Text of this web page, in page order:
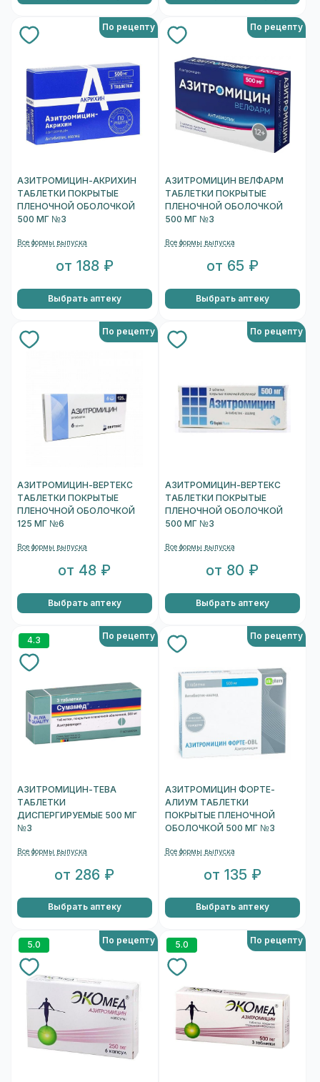
По рецепту
АЗИТРОМИЦИН-АКРИХИН
ТАБЛЕТКИ ПОКРЫТЫЕ
ПЛЕНОЧНОЙ ОБОЛОЧКОЙ
500 МГ №3
Все формы выпуска
от 188 ₽
Выбрать аптеку
По рецепту
АЗИТРОМИЦИН ВЕЛФАРМ
ТАБЛЕТКИ ПОКРЫТЫЕ
ПЛЕНОЧНОЙ ОБОЛОЧКОЙ
500 МГ №3
Все формы выпуска
от 65 ₽
Выбрать аптеку
По рецепту
АЗИТРОМИЦИН-ВЕРТЕКС
ТАБЛЕТКИ ПОКРЫТЫЕ
ПЛЕНОЧНОЙ ОБОЛОЧКОЙ
125 МГ №6
Все формы выпуска
от 48 ₽
Выбрать аптеку
По рецепту
АЗИТРОМИЦИН-ВЕРТЕКС
ТАБЛЕТКИ ПОКРЫТЫЕ
ПЛЕНОЧНОЙ ОБОЛОЧКОЙ
500 МГ №3
Все формы выпуска
от 80 ₽
Выбрать аптеку
4.3 По рецепту
АЗИТРОМИЦИН-ТЕВА
ТАБЛЕТКИ
ДИСПЕРГИРУЕМЫЕ 500 МГ
№3
Все формы выпуска
от 286 ₽
Выбрать аптеку
По рецепту
АЗИТРОМИЦИН ФОРТЕ-
АЛИУМ ТАБЛЕТКИ
ПОКРЫТЫЕ ПЛЕНОЧНОЙ
ОБОЛОЧКОЙ 500 МГ №3
Все формы выпуска
от 135 ₽
Выбрать аптеку
5.0 По рецепту 5.0 По рецепту